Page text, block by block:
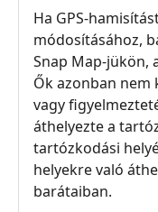
Ha GPS-
módosításához,
Snap Map-jükön,
Ők azonban nem
vagy
áthelyezte a
tartózkodási
helyekre való
barátaiban.